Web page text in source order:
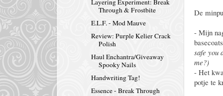
De
- Mijn
safe you
me?)
- Het
potje te
Layering Experiment: Break
Through & Frostbite
E.L.F. - Mod Mauve
Review: Purple Kelier Crack
Polish
Haul Enchantra/Giveaway
Spooky Nails
Handwriting Tag!
Essence - Break Through